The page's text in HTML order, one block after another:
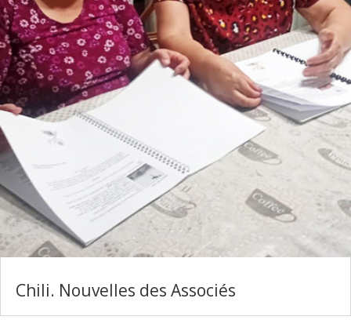
Chili. Nouvelles des Associés